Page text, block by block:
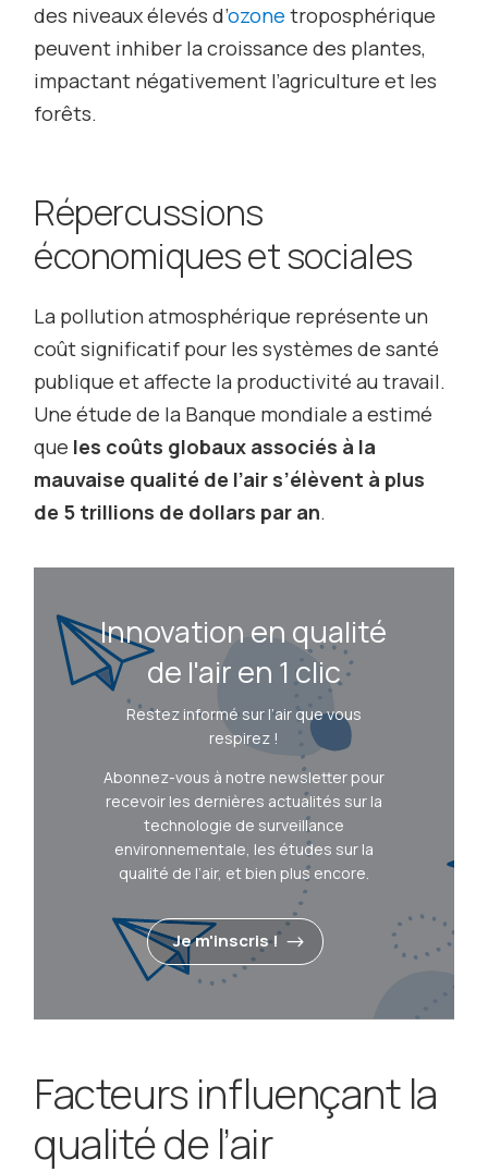
des niveaux élevés d’ozone troposphérique
peuvent inhiber la croissance des plantes,
impactant négativement l’agriculture et les
forêts.
Répercussions
économiques et sociales
La pollution atmosphérique représente un
coût significatif pour les systèmes de santé
publique et affecte la productivité au travail.
Une étude de la Banque mondiale a estimé
que les coûts globaux associés à la
mauvaise qualité de l’air s’élèvent à plus
de 5 trillions de dollars par an.
Innovation en qualité
de l'air en 1 clic
Restez informé sur l’air que vous
respirez !
Abonnez-vous à notre newsletter pour
recevoir les dernières actualités sur la
technologie de surveillance
environnementale, les études sur la
qualité de l’air, et bien plus encore.
Je m'inscris !
Facteurs influençant la
qualité de l’air